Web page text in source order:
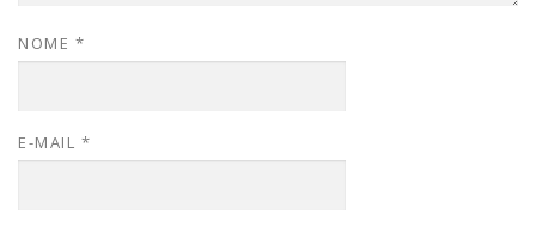
NOME *
E-MAIL *